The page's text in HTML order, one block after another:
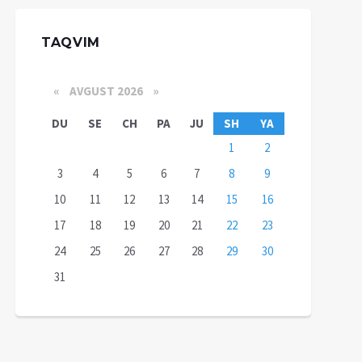
TAQVIM
« AVGUST 2026 »
DU SE CH PA JU SH
YA
1
2
3
4 5 6 7 8
9
10
11 12 13 14 15
16
17
18 19 20 21 22
23
24
25 26 27 28 29
30
31